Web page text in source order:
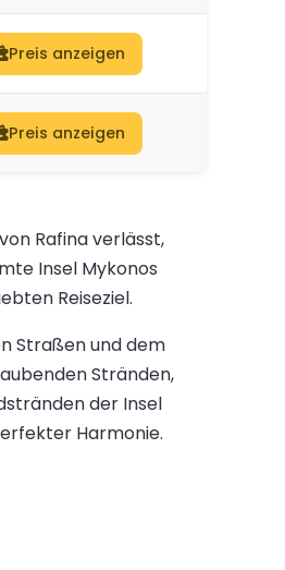
Preis anzeigen
Preis anzeigen
Rafina verlässt,
Insel Mykonos
Reiseziel.
Straßen und dem
Stränden,
der Insel
Harmonie.